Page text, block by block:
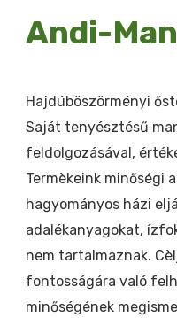
Andi-
Hajdúböszörményi
Saját tenyésztésű
feldolgozásával,
Termèkeink minőségi
hagyományos házi
adalékanyagokat,
nem tartalmaznak.
fontosságára való
minőségének